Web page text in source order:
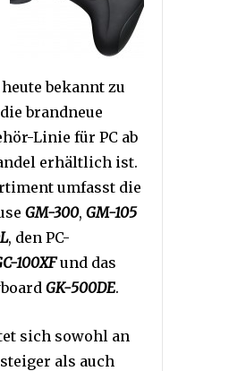
bekannt zu
brandneue
Linie für PC ab
erhältlich ist.
umfasst die
GM-300, GM-105
, den PC-
100XFund das
GK-500DE.
sich sowohl an
als auch